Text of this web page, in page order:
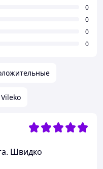
Швидко
0
0
0
0